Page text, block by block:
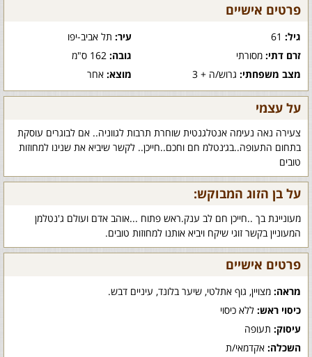
פרטים אישיים
גיל: עיר:תל אביב-יפו
זרם דתי: מסורתי גובה:162 ס"מ
מצב משפחתי: גרוש/ה + 3 מוצא:אחר
על עצמי
צעירה נאה נעימה אנטלגנטית שוחרת תרבות לגווניה.. אם לבוגרים עוסקת
בתחום התעופה..בג׳נטלמ חם וחכם..חייכן.. לקשר שיביא את שנינו למחוזות
טובים
על בן הזוג המבוקש:
מעוניינת בך ..חייכן חם לב ענק.ראש פתוח ...אוהב אדם ועולם ג'נטלמן
המעוניין בקשר זוגי שיקח ויביא אותנו למחוזות טובים.
פרטים אישיים
מראה: מצויין, גוף אתלטי, שיער בלונד, עיניים דבש.
כיסוי ראש: ללא כיסוי
עיסוק: תעופה
השכלה: אקדמאי/ת